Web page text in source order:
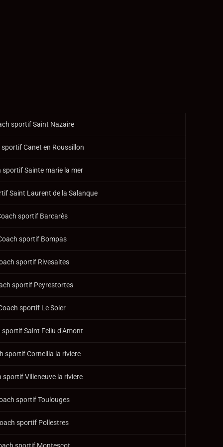
sportif Saint Nazaire
sportif Canet en Roussillon
sportif Sainte marie la mer
Saint Laurent de la Salanque
sportif Barcarès
sportif Bompas
sportif Rivesaltes
sportif Peyrestortes
sportif Le Soler
sportif Saint Feliu d’Amont
sportif Corneilla la riviere
sportif Villeneuve la riviere
sportif Toulouges
sportif Pollestres